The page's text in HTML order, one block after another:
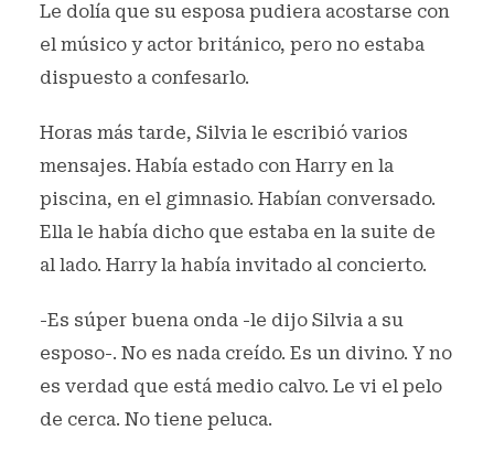
Le dolía que su esposa pudiera acostarse con
el músico y actor británico, pero no estaba
dispuesto a confesarlo.
Horas más tarde, Silvia le escribió varios
mensajes. Había estado con Harry en la
piscina, en el gimnasio. Habían conversado.
Ella le había dicho que estaba en la suite de
al lado. Harry la había invitado al concierto.
-Es súper buena onda -le dijo Silvia a su
esposo-. No es nada creído. Es un divino. Y no
es verdad que está medio calvo. Le vi el pelo
de cerca. No tiene peluca.